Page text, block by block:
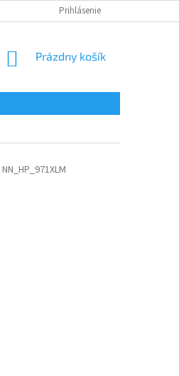
KONTAKTY
Prihlásenie
NÁKUPNÝ
Prázdny košík
NN_HP_971XLM